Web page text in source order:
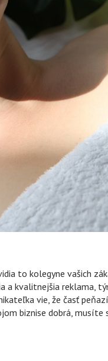
to kolegyne vašich
a kvalitnejšia reklama,
vie, že časť
biznise dobrá,